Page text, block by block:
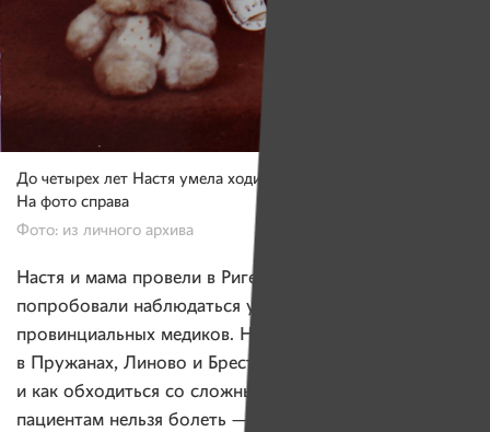
До четырех лет Настя умела ходить, но на прямых ножках.
На фото справа
Фото: из личного архива
Настя и мама провели в Риге месяц, а вернувшись,
попробовали наблюдаться у белорусских
провинциальных медиков. Но 25 лет назад никто
в Пружанах, Линово и Бресте не знал, что такое СМА
и как обходиться со сложными детьми. Таким особым
пациентам нельзя болеть — они могут умереть